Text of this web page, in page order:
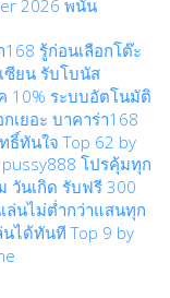
2026 พนัน
168 รู้ก่อนเลือกโต๊ะ
ซียน รับโบนัส
10% ระบบอัตโนมัติ
เยอะ บาคาร่า168
ธิ์ทันใจ Top 62 by
โปรคุ้มทุก
วันเกิด รับฟรี 300
ล่นไม่ต่ำกว่าแสนทุก
ได้ทันที Top 9 by